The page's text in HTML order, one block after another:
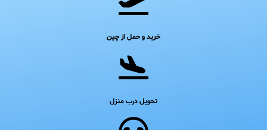
خرید و حمل از چین
تحویل درب منزل